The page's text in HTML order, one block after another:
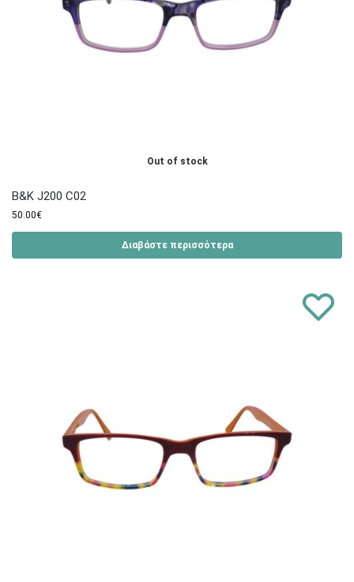
Out of stock
B&K J200 C02
50.00€
Διαβάστε περισσότερα